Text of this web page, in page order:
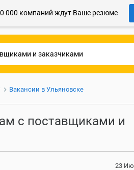
000 компаний ждут Ваше резюме
Вакансии в Ульяновске
с поставщиками и
23